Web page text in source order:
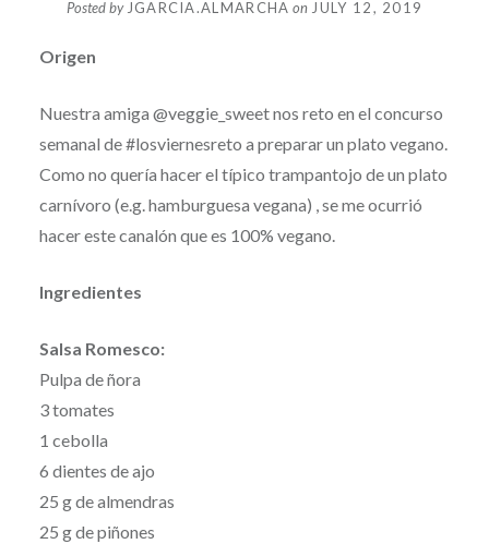
Posted by JGARCIA.ALMARCHA on JULY 12, 2019
Origen
Nuestra amiga @veggie_sweet nos reto en el concurso
semanal de #losviernesreto a preparar un plato vegano.
Como no quería hacer el típico trampantojo de un plato
carnívoro (e.g. hamburguesa vegana) , se me ocurrió
hacer este canalón que es 100% vegano.
Ingredientes
Salsa Romesco:
Pulpa de ñora
3 tomates
1 cebolla
6 dientes de ajo
25 g de almendras
25 g de piñones